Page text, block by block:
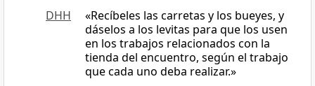
DHH
«Recíbeles las carretas y los bueyes, y
dáselos a los levitas para que los usen
en los trabajos relacionados con la
tienda del encuentro, según el trabajo
que cada uno deba realizar.»